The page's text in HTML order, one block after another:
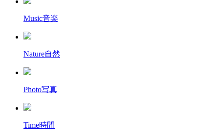
Music音楽
Nature自然
Photo写真
Time時間